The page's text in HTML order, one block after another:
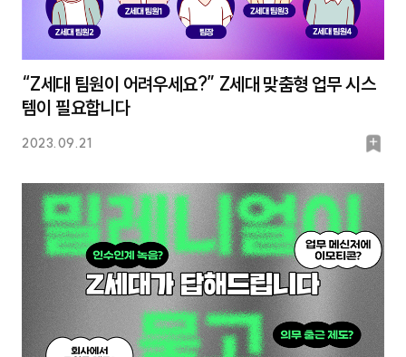
“Z세대 팀원이 어려우세요?” Z세대 맞춤형 업무 시스
템이 필요합니다
2023.09.21
북
크